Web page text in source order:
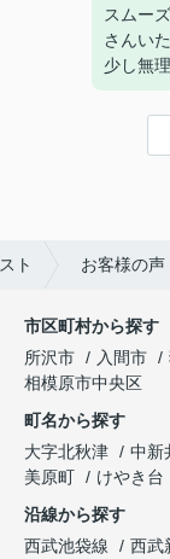
スムー
さんい
少し無
が、一
してい
分から
が、名
ら思っ
親切で
た。
ト お客様の声
市区町村から探す
所沢市
入間市
相模原市中央区
町名から探す
大字北秋津
中新
美原町
けやき台
沿線から探す
西武池袋線
西武